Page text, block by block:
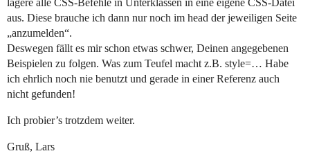
lagere alle CSS-Befehle in Unterklassen in eine eigene CSS-Datei
aus. Diese brauche ich dann nur noch im head der jeweiligen Seite
„anzumelden“.
Deswegen fällt es mir schon etwas schwer, Deinen angegebenen
Beispielen zu folgen. Was zum Teufel macht z.B. style=… Habe
ich ehrlich noch nie benutzt und gerade in einer Referenz auch
nicht gefunden!
Ich probier’s trotzdem weiter.
Gruß, Lars